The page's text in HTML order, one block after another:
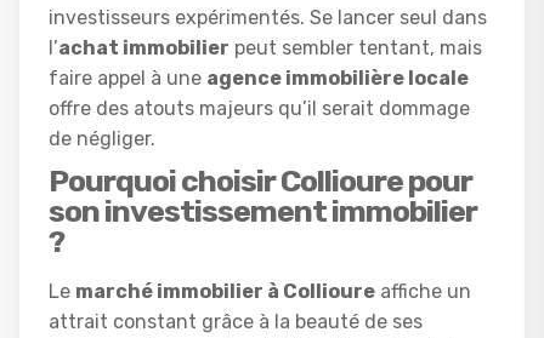
investisseurs expérimentés. Se lancer seul dans
l’achat immobilier peut sembler tentant, mais
faire appel à une agence immobilière locale
offre des atouts majeurs qu’il serait dommage
de négliger.
Pourquoi choisir Collioure pour
son investissement immobilier
?
Le marché immobilier à Collioure affiche un
attrait constant grâce à la beauté de ses